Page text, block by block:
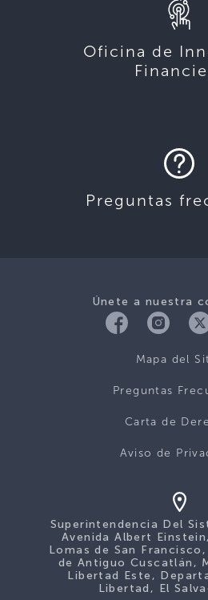
Oficina de
Preguntas
Únete a nuestra
Mapa del
Preguntas
Carta de
Aviso de
Superintendencia Del
Avenida Albert
Lomas de San
de Antiguo Cuscatlán,
Libertad Este,
Libertad, El